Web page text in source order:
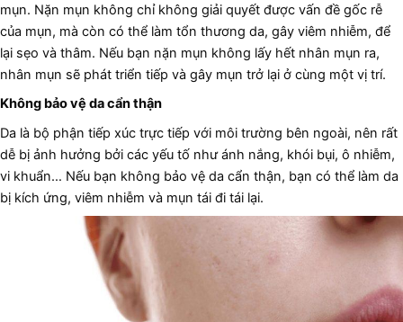
mụn. Nặn mụn không chỉ không giải quyết được vấn đề gốc rễ
của mụn, mà còn có thể làm tổn thương da, gây viêm nhiễm, để
lại sẹo và thâm. Nếu bạn nặn mụn không lấy hết nhân mụn ra,
nhân mụn sẽ phát triển tiếp và gây mụn trở lại ở cùng một vị trí.
Không bảo vệ da cẩn thận
Da là bộ phận tiếp xúc trực tiếp với môi trường bên ngoài, nên rất
dễ bị ảnh hưởng bởi các yếu tố như ánh nắng, khói bụi, ô nhiễm,
vi khuẩn… Nếu bạn không bảo vệ da cẩn thận, bạn có thể làm da
bị kích ứng, viêm nhiễm và mụn tái đi tái lại.